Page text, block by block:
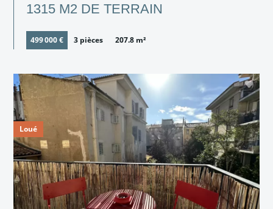
1315 M2 DE TERRAIN
499 000 € 3 pièces 207.8 m²
Loué